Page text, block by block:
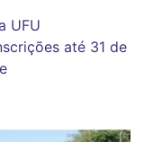
UFU
até 31 de